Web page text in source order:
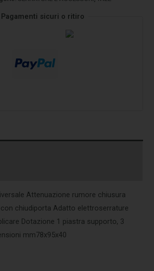
Pagamenti sicuri o ritiro
Attenuazione rumore chiusura
chiudiporta Adatto elettroserrature
Dotazione 1 piastra supporto, 3
mm78x95x40